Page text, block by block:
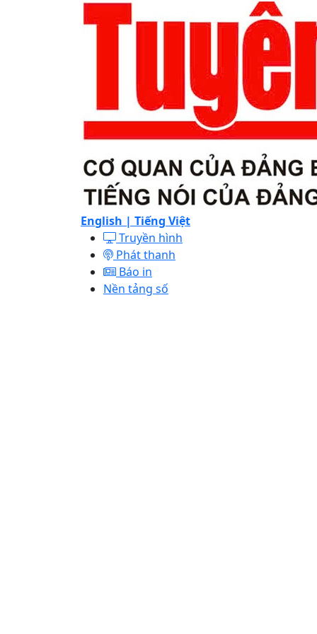
English | Tiếng Việt
Truyền hình
Phát thanh
Báo in
Nền tảng số